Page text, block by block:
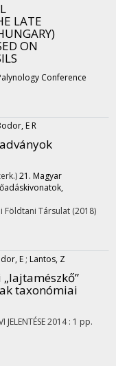
LATE
ON
Conference
E R
21. Magyar
Földtani Társulat (2018)
E ; Lantos, Z
taxonómiai
2014: 1 pp.